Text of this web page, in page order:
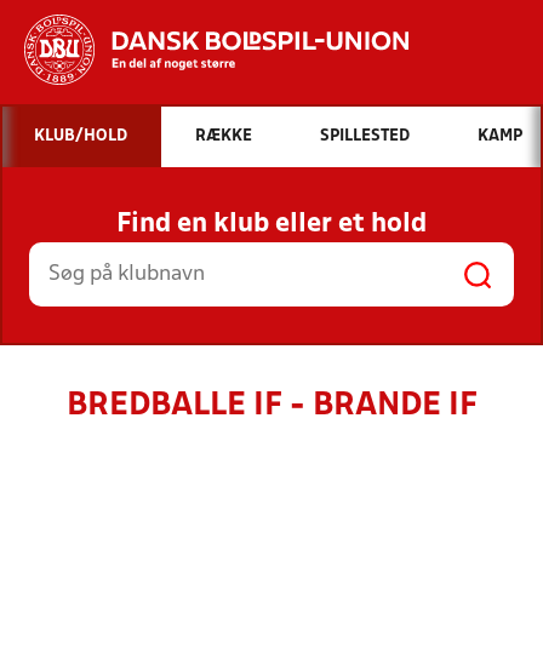
Hvad vil du søge efter?
INDHOLD OG NYHEDER
STILLINGER, RESULTATER, KLUBBER OG
HOLD
KLUB/HOLD RÆKKE SPILLESTED KAMP
Find en klub eller et hold
BREDBALLE IF - BRANDE IF